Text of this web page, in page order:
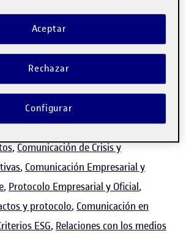
públicas, protocolo, organización
digital, redes sociales,
(gamification).
programas:Dirección de
UOC-DIRCI,Humanidades y
,Comunicación Corporativa,
,Comunicación de Crisis y
, Comunicación Empresarial y
, Protocolo Empresarial y Oficial,
y protocolo, Comunicación en
ESG, Relaciones con los medios
Rechazar
Aceptar
Configurar